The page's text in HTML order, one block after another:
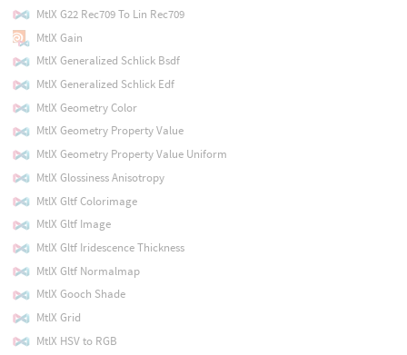
MtlX G22 Rec709 To Lin Rec709
MtlX Gain
MtlX Generalized Schlick Bsdf
MtlX Generalized Schlick Edf
MtlX Geometry Color
MtlX Geometry Property Value
MtlX Geometry Property Value Uniform
MtlX Glossiness Anisotropy
MtlX Gltf Colorimage
MtlX Gltf Image
MtlX Gltf Iridescence Thickness
MtlX Gltf Normalmap
MtlX Gooch Shade
MtlX Grid
MtlX HSV to RGB